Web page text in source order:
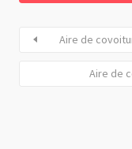
Aire de
Aire de